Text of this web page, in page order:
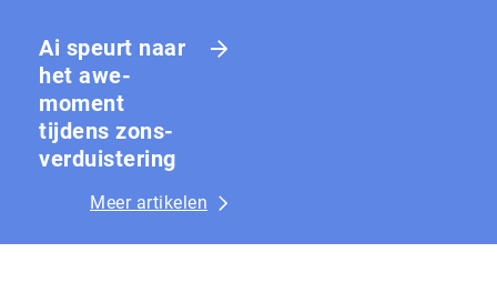
Ai speurt naar
het awe-
moment
tijdens zons­
ver­duis­te­ring
Meer artikelen